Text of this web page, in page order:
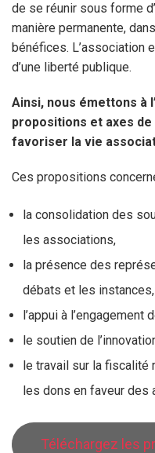
de se réunir sous forme
manière permanente,
bénéfices. L’association
d’une liberté publique.
Ainsi, nous émettons à
propositions et axes
favoriser la vie
Ces propositions
la consolidation des
les associations,
la présence des
débats et les
l’appui à l’engagement
le soutien de
le travail sur la
les dons en faveur
Téléchargez les